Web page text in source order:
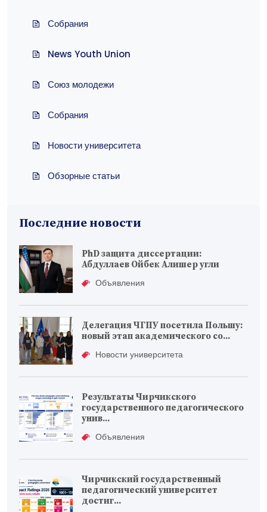
Собрания
News Youth Union
Союз молодежи
Собрания
Новости университета
Обзорные статьи
Последние новости
PhD защита диссертации:
Абдуллаев Ойбек Алишер угли
Объявления
Делегация ЧГПУ посетила Польшу:
новый этап академического со...
Новости университета
Результаты Чирчикского
государственного педагогического
унив...
Объявления
Чирчикский государственный
педагогический университет
достиг...